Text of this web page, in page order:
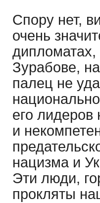
Спору нет,
очень
Зурабове,
палец не
его лидеров
и
нацизма и
Эти люди,
прокляты